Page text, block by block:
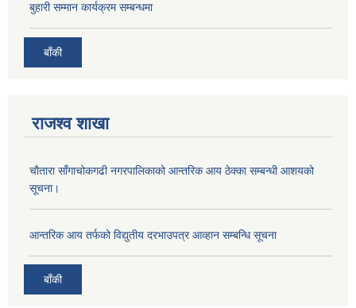
बुहारी सम्मान कार्यक्रम सम्बन्धमा
बाँकी
राजश्व शाखा
चौतारा साँगाचोकगढी नगरपालिकाको आन्तरिक आय ठेक्का सम्बन्धी आशयको
सूचना।
आन्तरिक आय तर्फको विद्युतीय दरभाउपत्र आव्हान सम्बन्धि सूचना
बाँकी